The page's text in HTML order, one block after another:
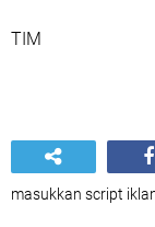
TIM
masukkan script